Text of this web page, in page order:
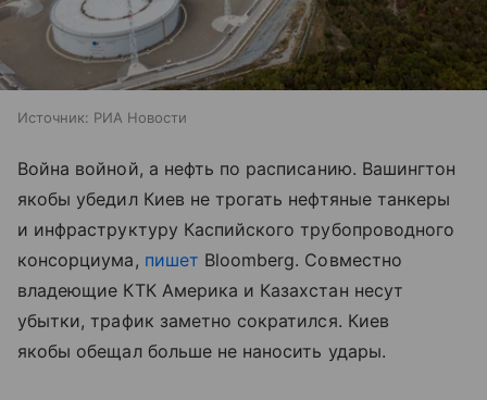
Источник: РИА Новости
Война войной, а нефть по расписанию. Вашингтон
якобы убедил Киев не трогать нефтяные танкеры
и инфраструктуру Каспийского трубопроводного
консорциума, пишет Bloomberg. Совместно
владеющие КТК Америка и Казахстан несут
убытки, трафик заметно сократился. Киев
якобы обещал больше не наносить удары.